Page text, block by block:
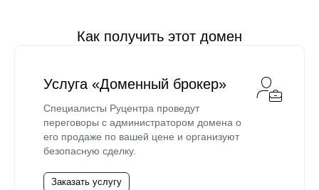
Как получить этот домен
Услуга «Доменный брокер»
Специалисты Руцентра проведут
переговоры с администратором домена о
его продаже по вашей цене и организуют
безопасную сделку.
Заказать услугу